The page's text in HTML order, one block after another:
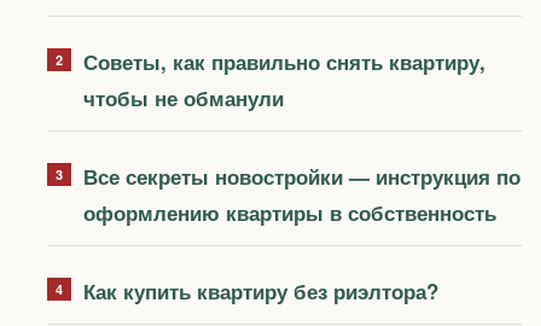
Советы, как правильно снять квартиру,
чтобы не обманули
Все секреты новостройки — инструкция по
оформлению квартиры в собственность
Как купить квартиру без риэлтора?